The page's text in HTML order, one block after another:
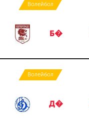
Волейбол
Б�
Волейбол
Д�